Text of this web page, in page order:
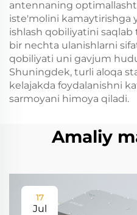
antennaning
iste'molini kamaytirishga
ishlash qobiliyatini
bir nechta ulanishlarni
qobiliyati uni gavjum
Shuningdek, turli aloqa
kelajakda foydalanishni
sarmoyani himoya qiladi.
Amaliy
17
Jul